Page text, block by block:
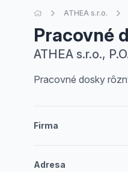
Úvodná stránka
ATHEA s.r.o.
Pracovné
ATHEA s.r.o.,
Pracovné dosky
Firma
Adresa